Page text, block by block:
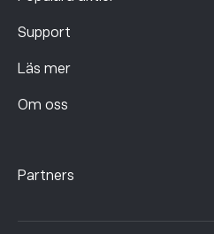
Support
Läs mer
Om oss
Partners